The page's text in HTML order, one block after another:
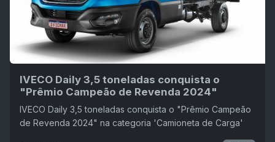
IVECO Daily 3,5 toneladas conquista o
"Prêmio Campeão de Revenda 2024"
IVECO Daily 3,5 toneladas conquista o "Prêmio Campeão
de Revenda 2024" na categoria 'Camioneta de Carga'